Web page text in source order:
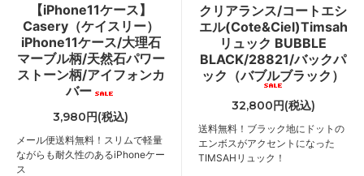
【iPhone11ケース】
Casery（ケイスリー）
iPhone11ケース/大理石
マーブル柄/天然石パワー
ストーン柄/アイフォンカ
バー
3,980円(税込)
メール便送料無料！スリムで軽量
ながらも耐久性のあるiPhoneケー
ス
クリアランス/コートエシ
エル(Cote&Ciel)Timsah
リュック BUBBLE
BLACK/28821/バックパ
ック（バブルブラック）
32,800円(税込)
送料無料！ブラック地にドットの
エンボスがアクセントになった
TIMSAHリュック！